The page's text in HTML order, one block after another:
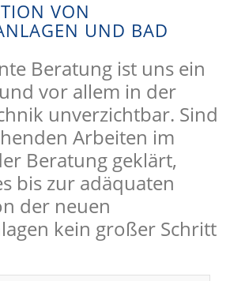
VON
UND BAD
Beratung ist uns ein
vor allem in der
unverzichtbar. Sind
Arbeiten im
Beratung geklärt,
bis zur adäquaten
der neuen
kein großer Schritt